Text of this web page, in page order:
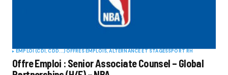
EMPLOI (CDI, CDD...)OFFRES EMPLOIS, ALTERNANCE ET STAGESSPORT RH
Offre Emploi : Senior Associate Counsel – Global